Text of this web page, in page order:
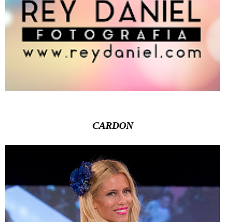
CARDON